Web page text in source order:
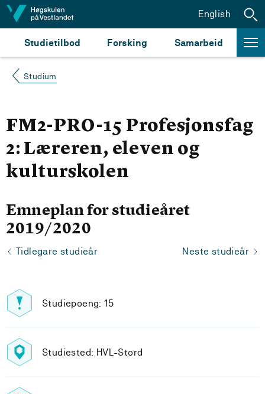
Hopp til innhald
Studietilbod Forsking Samarbeid
English
Studium
FM2-PRO-15 Profesjonsfag
2: Læreren, eleven og
kulturskolen
Emneplan for studieåret
2019/2020
Tidlegare studieår Neste studieår
Studiepoeng: 15
Studiested: HVL-Stord